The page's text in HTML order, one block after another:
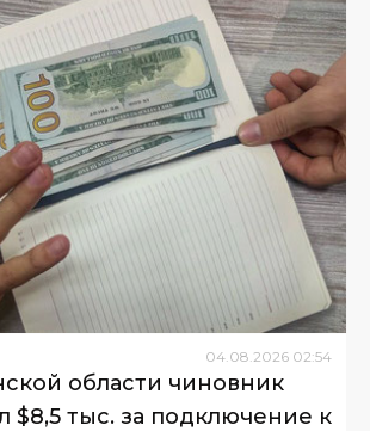
04 08 2026 02:54
области чиновник
$8,5 тыс. за подключение к